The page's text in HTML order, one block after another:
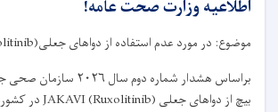
اطلاعیه وزارت صحت عامه!
موضوع: در مورد عدم استفاده از دواهای جعلی
براساس هشدار شماره دوم سال ۲۰۲۶ سازمان صحی
بیچ از دواهای جعلی JAKAVI (Ruxolitinib)در